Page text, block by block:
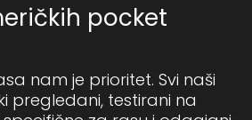
pocket
nam je prioritet. Svi naši
pregledani, testirani na